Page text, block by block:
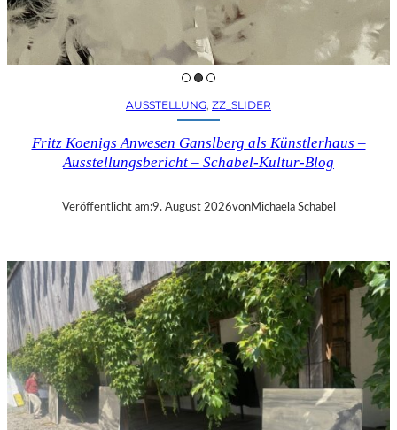
AUSSTELLUNG, ZZ_SLIDER
Fritz Koenigs Anwesen Ganslberg als Künstlerhaus –
Ausstellungsbericht – Schabel-Kultur-Blog
Veröffentlicht am:9. August 2026vonMichaela Schabel